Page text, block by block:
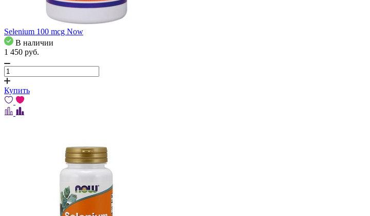
Selenium 100 mcg Now
В наличии
1 450 pуб.
Купить